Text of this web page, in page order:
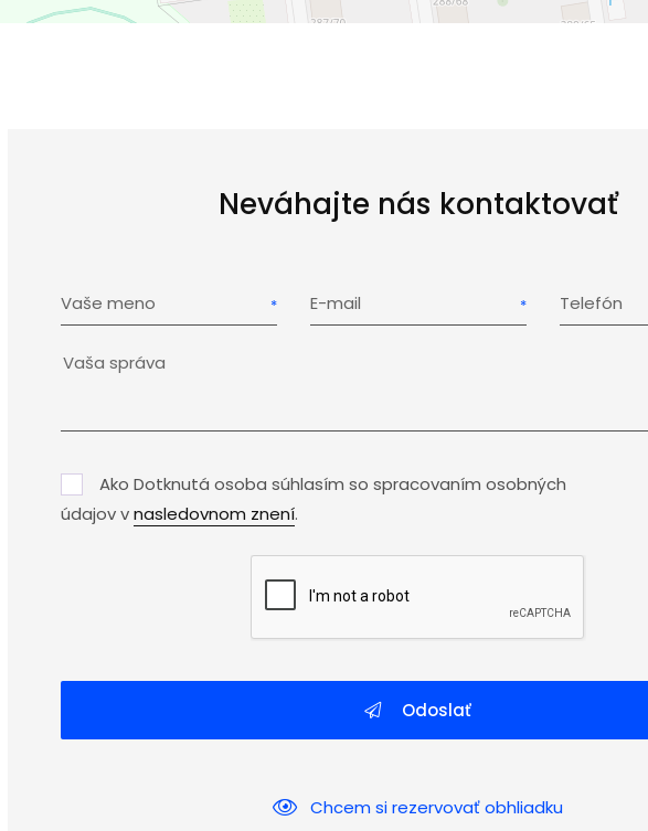
Neváhajte nás kontaktovať
Vaše meno E-mail Telefón
Ako Dotknutá osoba súhlasím so spracovaním osobných
údajov vnasledovnom znení.
Odoslať
Chcem si rezervovať obhliadku